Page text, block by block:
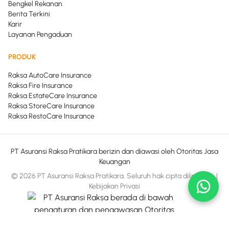
Bengkel Rekanan
Berita Terkini
Karir
Layanan Pengaduan
PRODUK
Raksa AutoCare Insurance
Raksa Fire Insurance
Raksa EstateCare Insurance
Raksa StoreCare Insurance
Raksa RestoCare Insurance
PT Asuransi Raksa Pratikara berizin dan diawasi oleh Otoritas Jasa
Keuangan
© 2026 PT Asuransi Raksa Pratikara. Seluruh hak cipta dilindungi.|
Kebijakan Privasi